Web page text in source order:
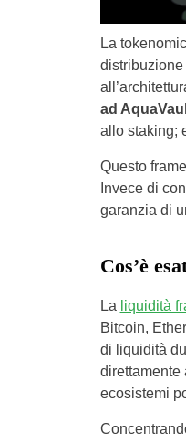
La
distribuzione
ad
allo staking;
Questo
Invece di
garanzia di
Cos’è
La liquidità
Bitcoin,
di liquidità
direttamente
ecosistemi